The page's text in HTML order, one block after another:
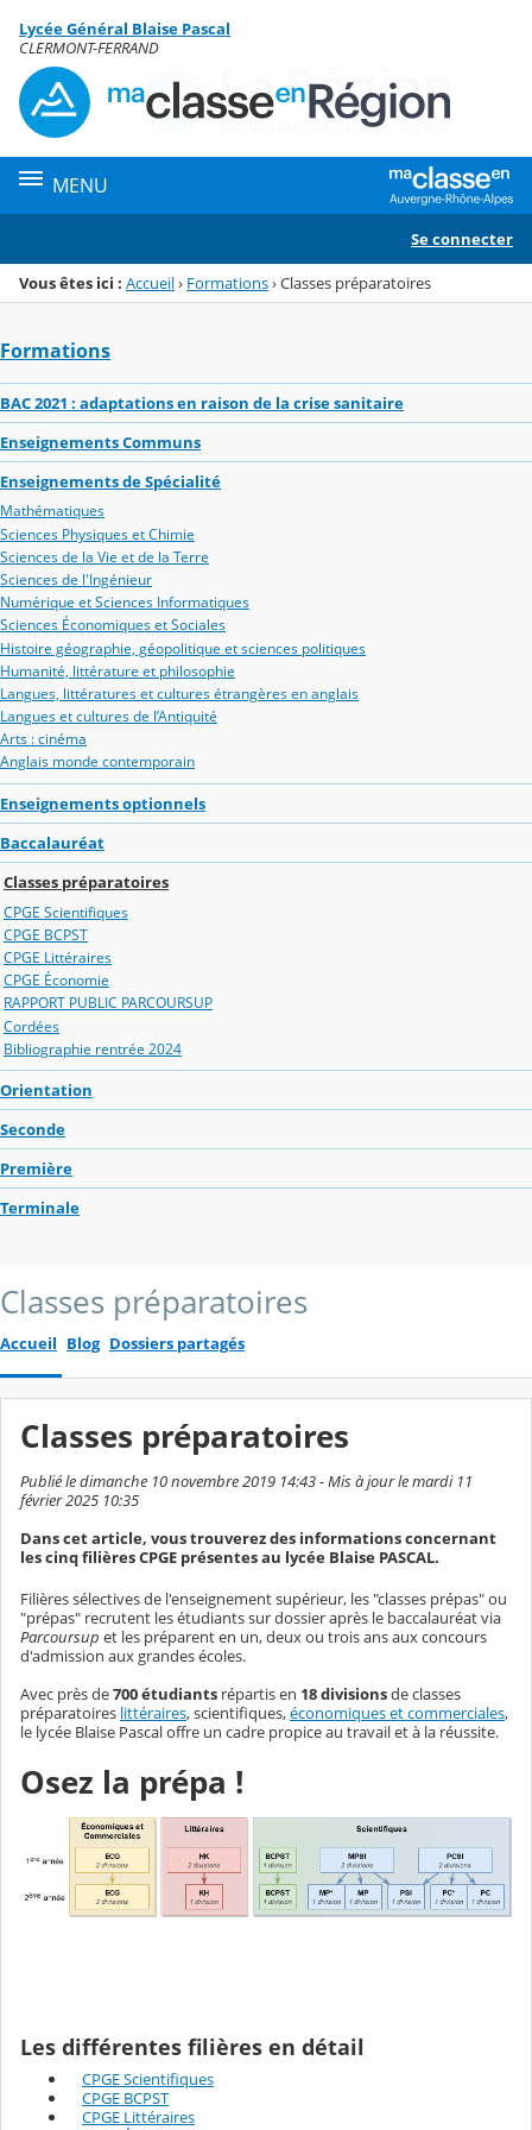
Menu de la rubrique
Contenu
Lycée Général Blaise Pascal
CLERMONT-FERRAND
MENU
Se connecter
Vous êtes ici : Accueil› Formations›Classes préparatoires
Formations
BAC 2021 : adaptations en raison de la crise sanitaire
Enseignements Communs
Enseignements de Spécialité
Mathématiques
Sciences Physiques et Chimie
Sciences de la Vie et de la Terre
Sciences de l'Ingénieur
Numérique et Sciences Informatiques
Sciences Économiques et Sociales
Histoire géographie, géopolitique et sciences politiques
Humanité, littérature et philosophie
Langues, littératures et cultures étrangères en anglais
Langues et cultures de l’Antiquité
Arts : cinéma
Anglais monde contemporain
Enseignements optionnels
Baccalauréat
Classes préparatoires
CPGE Scientifiques
CPGE BCPST
CPGE Littéraires
CPGE Économie
RAPPORT PUBLIC PARCOURSUP
Cordées
Bibliographie rentrée 2024
Orientation
Seconde
Première
Terminale
Classes préparatoires
Accueil Blog Dossiers partagés
Classes préparatoires
Publié le dimanche 10 novembre 2019 14:43 - Mis à jour le mardi 11
février 2025 10:35
Dans cet article, vous trouverez des informations concernant
les cinq filières CPGE présentes au lycée Blaise PASCAL.
Filières sélectives de l'enseignement supérieur, les "classes prépas" ou
"prépas" recrutent les étudiants sur dossier après le baccalauréat via
Parcoursup et les préparent en un, deux ou trois ans aux concours
d'admission aux grandes écoles.
Avec près de700 étudiants répartis en 18 divisionsde classes
préparatoires littéraires, scientifiques,économiques et commerciales,
le lycée Blaise Pascal offre un cadre propice au travail et à la réussite.
Osez la prépa !
Les différentes filières en détail
CPGE Scientifiques
CPGE BCPST
CPGE Littéraires